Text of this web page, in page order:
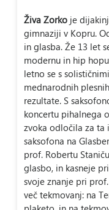
Živa Zorko je
gimnaziji v Kopru.
in glasba. Že 13 let
modernu in hip
letno se s
mednarodnih
rezultate. S
koncertu pihalnega
zvoka odločila za ta
saksofona na
prof. Robertu
glasbo, in kasneje
svoje znanje pri
več tekmovanj: na